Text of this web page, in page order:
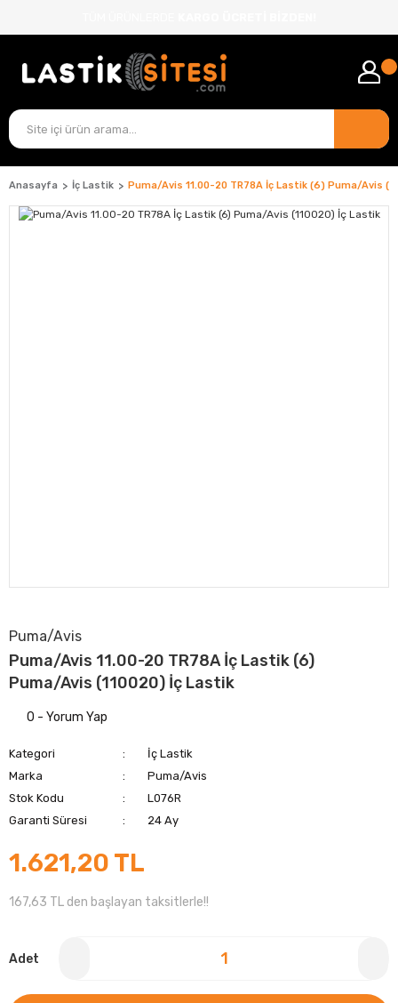
Anasayfa İç Lastik Puma/Avis 11.00-20 TR78A İç Lastik (6) Puma/Avis
Puma/Avis
Puma/Avis 11.00-20 TR78A İç Lastik (6)
Puma/Avis (110020) İç Lastik
0 - Yorum Yap
Kategori
İç Lastik
Marka
Puma/Avis
Stok Kodu
L076R
Garanti Süresi
24 Ay
1.621,20 TL
167,63 TL den başlayan taksitlerle!!
Adet